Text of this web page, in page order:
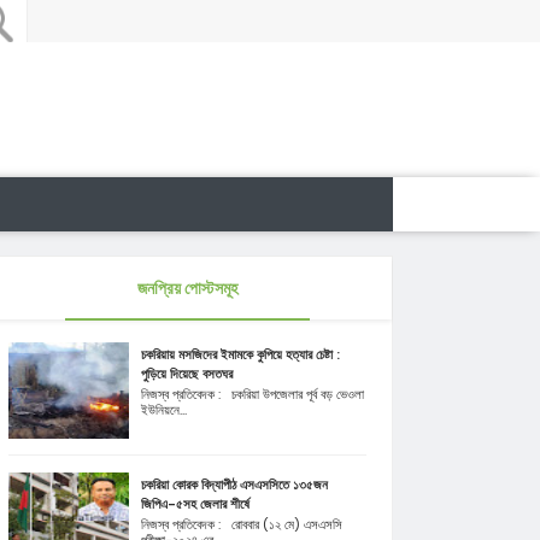
জনপ্রিয় পোস্টসমূহ
চকরিয়ায় মসজিদের ইমামকে কুপিয়ে হত্যার চেষ্টা :
পুড়িয়ে দিয়েছে বসতঘর
নিজস্ব প্রতিবেদক : চকরিয়া উপজেলার পূর্ব বড় ভেওলা
ইউনিয়নে...
চকরিয়া কোরক বিদ্যাপীঠ এসএসসিতে ১৩৫জন
জিপিএ-৫সহ জেলার শীর্ষে
নিজস্ব প্রতিবেদক : রোববার (১২ মে) এসএসসি